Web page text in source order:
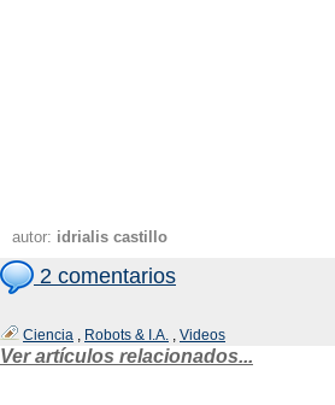
autor: idrialis castillo
2 comentarios
Ciencia , Robots & I.A. , Videos
Ver artículos relacionados...